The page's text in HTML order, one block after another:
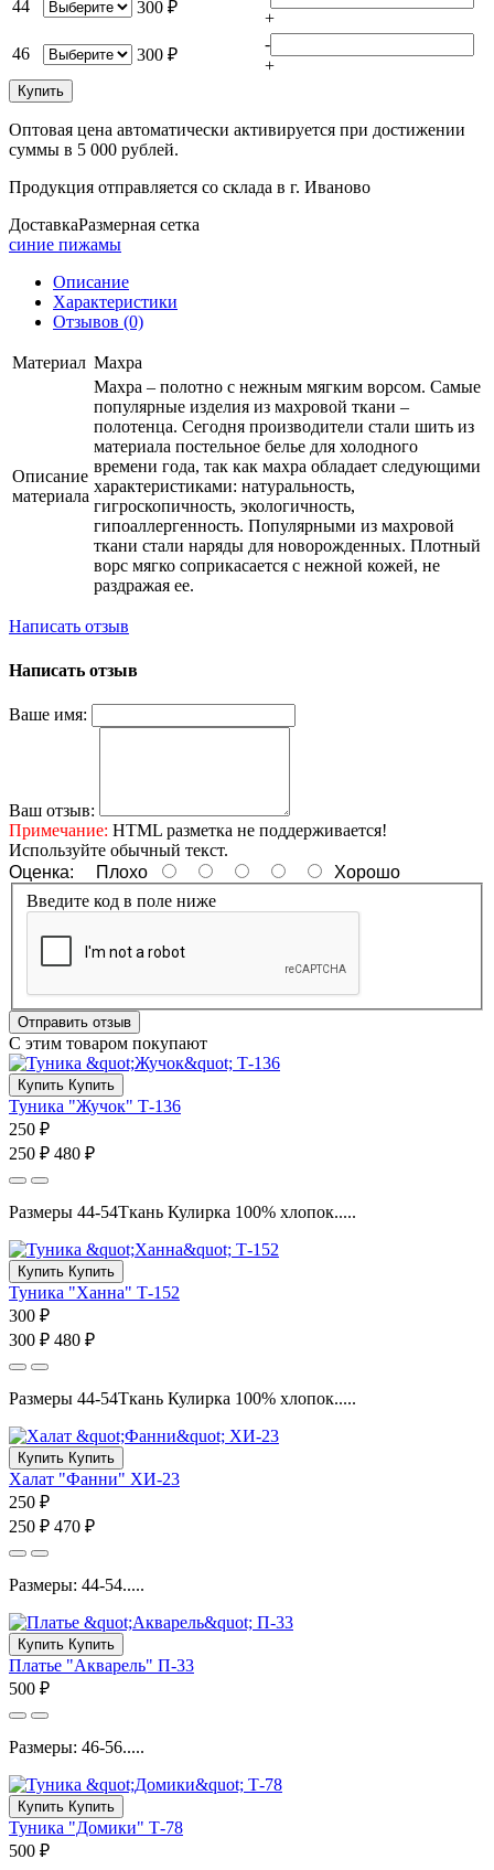
44 300 ₽
+
46
300 ₽
-
+
Купить
Оптовая цена автоматически активируется при достижении
суммы в 5 000 рублей.
Продукция отправляется со склада в г. Иваново
ДоставкаРазмерная сетка
синие пижамы
Описание
Характеристики
Отзывов (0)
Материал Махра
Описание
материала
Махра – полотно с нежным мягким ворсом. Самые
популярные изделия из махровой ткани –
полотенца. Сегодня производители стали шить из
материала постельное белье для холодного
времени года, так как махра обладает следующими
характеристиками: натуральность,
гигроскопичность, экологичность,
гипоаллергенность. Популярными из махровой
ткани стали наряды для новорожденных. Плотный
ворс мягко соприкасается с нежной кожей, не
раздражая ее.
Написать отзыв
Написать отзыв
Ваше имя:
Ваш отзыв:
Примечание: HTML разметка не поддерживается!
Используйте обычный текст.
Оценка: Плохо
Хорошо
Введите код в поле ниже
Отправить отзыв
С этим товаром покупают
Купить Купить
Туника "Жучок" Т-136
250 ₽
250 ₽ 480 ₽
Размеры 44-54Ткань Кулирка 100% хлопок.....
Купить Купить
Туника "Ханна" Т-152
300 ₽
300 ₽ 480 ₽
Размеры 44-54Ткань Кулирка 100% хлопок.....
Купить Купить
Халат "Фанни" ХИ-23
250 ₽
250 ₽ 470 ₽
Размеры: 44-54.....
Купить Купить
Платье "Акварель" П-33
500 ₽
Размеры: 46-56.....
Купить Купить
Туника "Домики" Т-78
500 ₽